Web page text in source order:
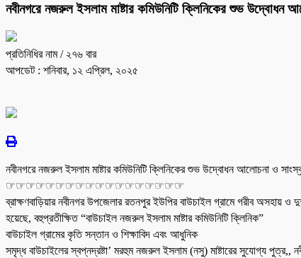
নবীনগরে নজরুল ইসলাম মাষ্টার কমিউনিটি ক্লিনিকের শুভ উদ্বোধন
প্রতিনিধির নাম/ ২৭৬ বার
আপডেট : শনিবার, ১২ এপ্রিল, ২০২৫
নবীনগরে নজরুল ইসলাম মাষ্টার কমিউনিটি ক্লিনিকের শুভ উদ্বোধন আলোচনা ও
☞☞☞☞☞☞☞☞☞☞☞☞☞☞☞☞☞☞
ব্রাক্ষণবাড়িয়ার নবীনগর উপজেলার রতনপুর ইউপির বাউচাইল গ্রামে গরীব
হয়েছে, বহুপ্রতীক্ষিত “বাউচাইল নজরুল ইসলাম মাষ্টার কমিউনিটি ক্লিনিক”
বাউচাইল গ্রামের কৃতি সন্তান ও শিক্ষাবিদ এবং আধুনিক
সমৃদ্ধ বাউচাইলের স্বপ্নদ্রষ্টা’ মরহুম নজরুল ইসলাম (নসু) মাষ্টারের সুযোগ্য পুত্র,,